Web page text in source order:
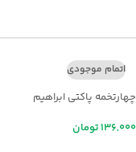
اتمام موجودی
چهارتخمه پاکتی ابراهیم
تومان